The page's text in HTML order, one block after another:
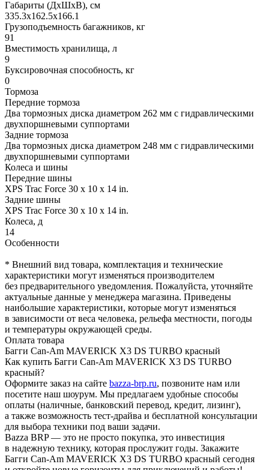
Габариты (ДхШхВ), см
335.3x162.5x166.1
Грузоподъемность багажников, кг
91
Вместимость хранилища, л
9
Буксировочная способность, кг
0
Тормоза
Передние тормоза
Два тормозных диска диаметром 262 мм с гидравлическими
двухпоршневыми суппортами
Задние тормоза
Два тормозных диска диаметром 248 мм с гидравлическими
двухпоршневыми суппортами
Колеса и шины
Передние шины
XPS Trac Force 30 x 10 x 14 in.
Задние шины
XPS Trac Force 30 x 10 x 14 in.
Колеса, д
14
Особенности
* Внешний вид товара, комплектация и технические
характеристики могут изменяться производителем
без предварительного уведомления. Пожалуйста, уточняйте
актуальные данные у менеджера магазина. Приведены
наибольшие характеристики, которые могут изменяться
в зависимости от веса человека, рельефа местности, погоды
и температуры окружающей среды.
Оплата товара
Багги Can-Am MAVERICK X3 DS TURBO красный
Как купить Багги Can-Am MAVERICK X3 DS TURBO
красный?
Оформите заказ на сайте bazza-brp.ru, позвоните нам или
посетите наш шоурум. Мы предлагаем удобные способы
оплаты (наличные, банковский перевод, кредит, лизинг),
а также возможность тест-драйва и бесплатной консультации
для выбора техники под ваши задачи.
Bazza BRP — это не просто покупка, это инвестиция
в надежную технику, которая прослужит годы. Закажите
Багги Can-Am MAVERICK X3 DS TURBO красный сегодня